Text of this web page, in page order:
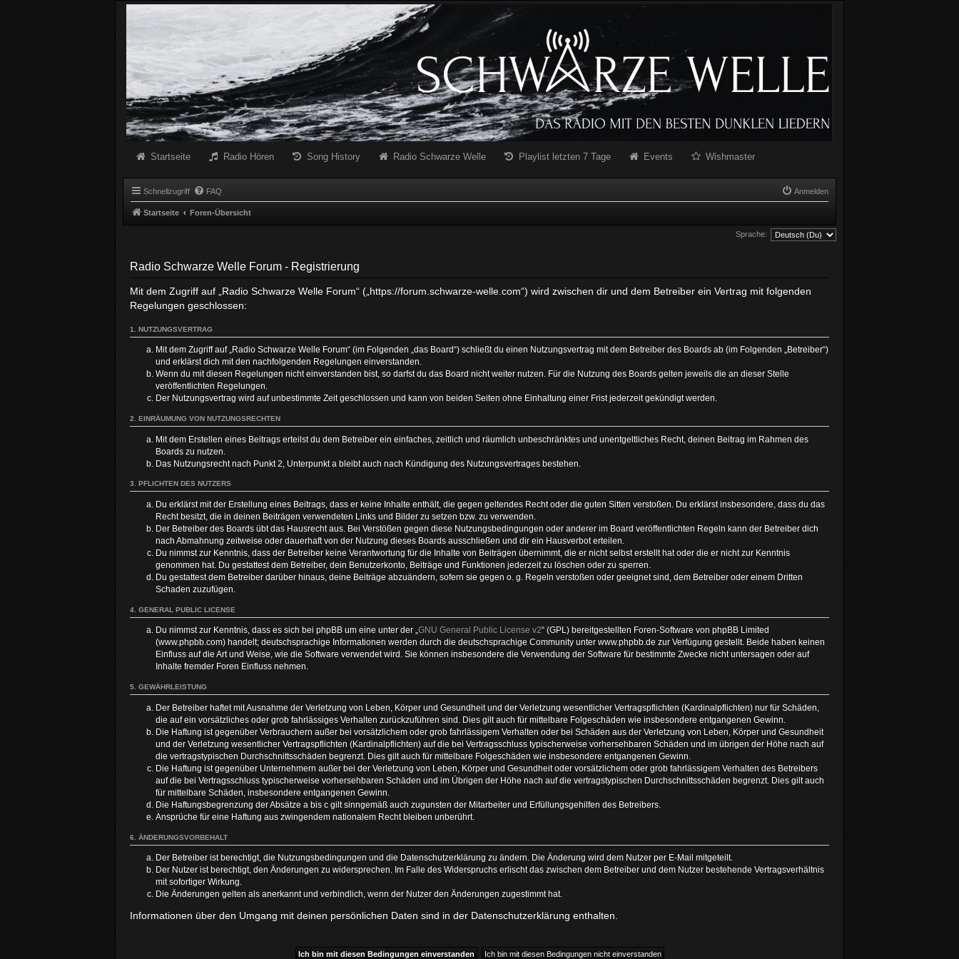
Radio Schwarze Welle Forum
Startseite Radio Hören Song History Radio Schwarze Welle Playlist letzten 7 Tage Events Wishmaster
Schnellzugriff FAQ Anmelden
Startseite Foren-Übersicht
Sprache:
Radio Schwarze Welle Forum - Registrierung
Mit dem Zugriff auf „Radio Schwarze Welle Forum“ („https://forum.schwarze-welle.com“) wird zwischen dir und dem Betreiber ein Vertrag mit folgenden
Regelungen geschlossen:
1. NUTZUNGSVERTRAG
Mit dem Zugriff auf „Radio Schwarze Welle Forum“ (im Folgenden „das Board“) schließt du einen Nutzungsvertrag mit dem Betreiber des Boards ab (im Folgenden „Betreiber“)
und erklärst dich mit den nachfolgenden Regelungen einverstanden.
Wenn du mit diesen Regelungen nicht einverstanden bist, so darfst du das Board nicht weiter nutzen. Für die Nutzung des Boards gelten jeweils die an dieser Stelle
veröffentlichten Regelungen.
Der Nutzungsvertrag wird auf unbestimmte Zeit geschlossen und kann von beiden Seiten ohne Einhaltung einer Frist jederzeit gekündigt werden.
2. EINRÄUMUNG VON NUTZUNGSRECHTEN
Mit dem Erstellen eines Beitrags erteilst du dem Betreiber ein einfaches, zeitlich und räumlich unbeschränktes und unentgeltliches Recht, deinen Beitrag im Rahmen des
Boards zu nutzen.
Das Nutzungsrecht nach Punkt 2, Unterpunkt a bleibt auch nach Kündigung des Nutzungsvertrages bestehen.
3. PFLICHTEN DES NUTZERS
Du erklärst mit der Erstellung eines Beitrags, dass er keine Inhalte enthält, die gegen geltendes Recht oder die guten Sitten verstoßen. Du erklärst insbesondere, dass du das
Recht besitzt, die in deinen Beiträgen verwendeten Links und Bilder zu setzen bzw. zu verwenden.
Der Betreiber des Boards übt das Hausrecht aus. Bei Verstößen gegen diese Nutzungsbedingungen oder anderer im Board veröffentlichten Regeln kann der Betreiber dich
nach Abmahnung zeitweise oder dauerhaft von der Nutzung dieses Boards ausschließen und dir ein Hausverbot erteilen.
Du nimmst zur Kenntnis, dass der Betreiber keine Verantwortung für die Inhalte von Beiträgen übernimmt, die er nicht selbst erstellt hat oder die er nicht zur Kenntnis
genommen hat. Du gestattest dem Betreiber, dein Benutzerkonto, Beiträge und Funktionen jederzeit zu löschen oder zu sperren.
Du gestattest dem Betreiber darüber hinaus, deine Beiträge abzuändern, sofern sie gegen o. g. Regeln verstoßen oder geeignet sind, dem Betreiber oder einem Dritten
Schaden zuzufügen.
4. GENERAL PUBLIC LICENSE
Du nimmst zur Kenntnis, dass es sich bei phpBB um eine unter der „GNU General Public License v2“ (GPL) bereitgestellten Foren-Software von phpBB Limited
(www.phpbb.com) handelt; deutschsprachige Informationen werden durch die deutschsprachige Community unter www.phpbb.de zur Verfügung gestellt. Beide haben keinen
Einfluss auf die Art und Weise, wie die Software verwendet wird. Sie können insbesondere die Verwendung der Software für bestimmte Zwecke nicht untersagen oder auf
Inhalte fremder Foren Einfluss nehmen.
5. GEWÄHRLEISTUNG
Der Betreiber haftet mit Ausnahme der Verletzung von Leben, Körper und Gesundheit und der Verletzung wesentlicher Vertragspflichten (Kardinalpflichten) nur für Schäden,
die auf ein vorsätzliches oder grob fahrlässiges Verhalten zurückzuführen sind. Dies gilt auch für mittelbare Folgeschäden wie insbesondere entgangenen Gewinn.
Die Haftung ist gegenüber Verbrauchern außer bei vorsätzlichem oder grob fahrlässigem Verhalten oder bei Schäden aus der Verletzung von Leben, Körper und Gesundheit
und der Verletzung wesentlicher Vertragspflichten (Kardinalpflichten) auf die bei Vertragsschluss typischerweise vorhersehbaren Schäden und im übrigen der Höhe nach auf
die vertragstypischen Durchschnittsschäden begrenzt. Dies gilt auch für mittelbare Folgeschäden wie insbesondere entgangenen Gewinn.
Die Haftung ist gegenüber Unternehmern außer bei der Verletzung von Leben, Körper und Gesundheit oder vorsätzlichem oder grob fahrlässigem Verhalten des Betreibers
auf die bei Vertragsschluss typischerweise vorhersehbaren Schäden und im Übrigen der Höhe nach auf die vertragstypischen Durchschnittsschäden begrenzt. Dies gilt auch
für mittelbare Schäden, insbesondere entgangenen Gewinn.
Die Haftungsbegrenzung der Absätze a bis c gilt sinngemäß auch zugunsten der Mitarbeiter und Erfüllungsgehilfen des Betreibers.
Ansprüche für eine Haftung aus zwingendem nationalem Recht bleiben unberührt.
6. ÄNDERUNGSVORBEHALT
Der Betreiber ist berechtigt, die Nutzungsbedingungen und die Datenschutzerklärung zu ändern. Die Änderung wird dem Nutzer per E-Mail mitgeteilt.
Der Nutzer ist berechtigt, den Änderungen zu widersprechen. Im Falle des Widerspruchs erlischt das zwischen dem Betreiber und dem Nutzer bestehende Vertragsverhältnis
mit sofortiger Wirkung.
Die Änderungen gelten als anerkannt und verbindlich, wenn der Nutzer den Änderungen zugestimmt hat.
Informationen über den Umgang mit deinen persönlichen Daten sind in der Datenschutzerklärung enthalten.